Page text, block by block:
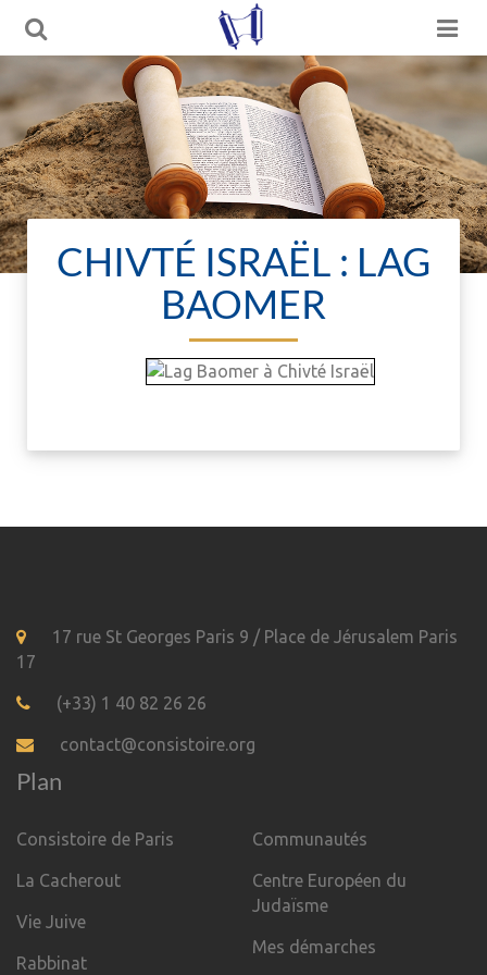
CHIVTÉ ISRAËL : LAG
BAOMER
17 rue St Georges Paris 9 / Place de Jérusalem Paris
17
(+33) 1 40 82 26 26
contact@consistoire.org
Plan
Consistoire de Paris
La Cacherout
Vie Juive
Rabbinat
Communautés
Centre Européen du
Judaïsme
Mes démarches